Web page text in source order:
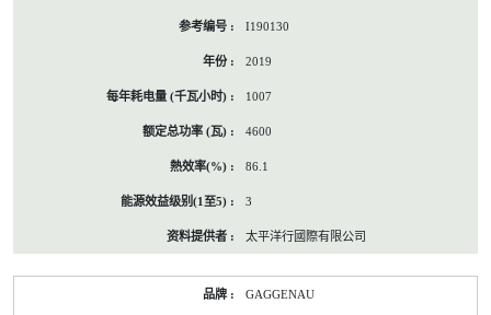
I190130
2019
1007
4600
86.1
3
太平洋行國際有限公司
GAGGENAU